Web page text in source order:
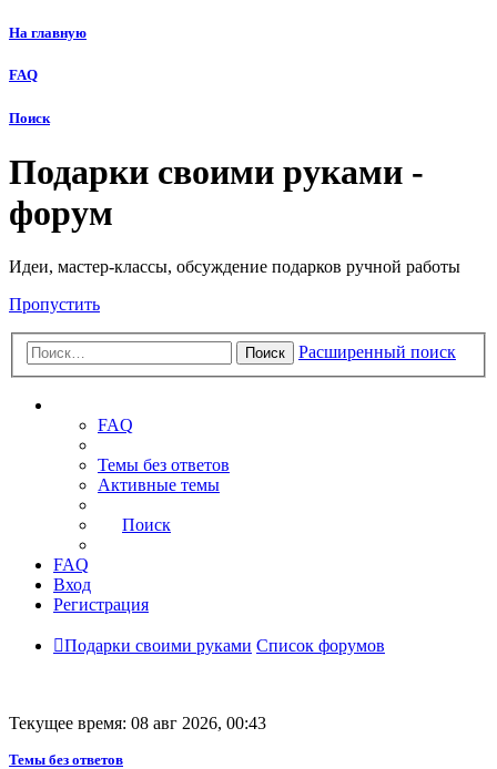
На главную
FAQ
Поиск
Подарки своими руками -
форум
Идеи, мастер-классы, обсуждение подарков ручной работы
Пропустить
Поиск Расширенный поиск
FAQ
Темы без ответов
Активные темы
Поиск
FAQ
Вход
Регистрация
Подарки своими руками Список форумов
Текущее время: 08 авг 2026, 00:43
Темы без ответов